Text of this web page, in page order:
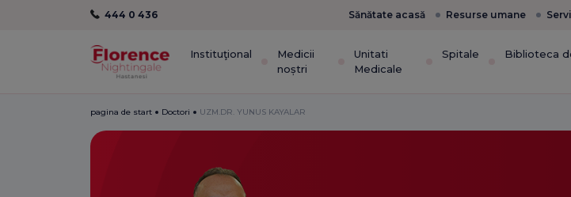
444 0 436 Sănătate acasă Resurse umane
Instituţional
Medicii
noștri
Unitati
Medicale
Spitale Biblioteca
pagina de start Doctori UZM.DR. YUNUS KAYALAR